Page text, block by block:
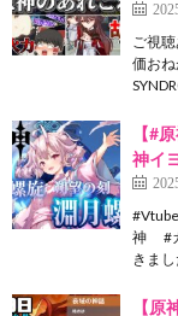
ご視
価おね
【#
神イ
神 #
きま
【